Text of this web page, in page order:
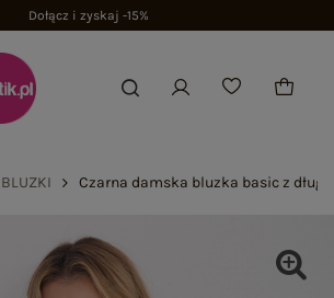
Dołącz i zyskaj -15%
BLUZKI Czarna damska bluzka basic z